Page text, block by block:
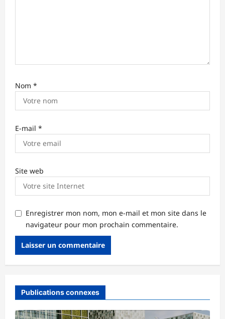
Nom *
E-mail *
Site web
Enregistrer mon nom, mon e-mail et mon site dans le
navigateur pour mon prochain commentaire.
Publications connexes